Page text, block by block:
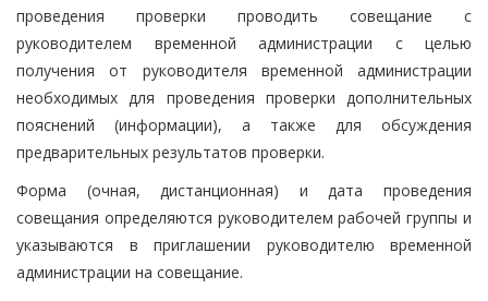
проведения проверки проводить совещание с
руководителем временной администрации с целью
получения от руководителя временной администрации
необходимых для проведения проверки дополнительных
пояснений (информации), а также для обсуждения
предварительных результатов проверки.
Форма (очная, дистанционная) и дата проведения
совещания определяются руководителем рабочей группы и
указываются в приглашении руководителю временной
администрации на совещание.